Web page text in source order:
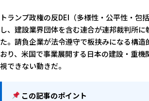
トランプ政権の反DEI（多様性・公平性・包
し、建設業界団体を含む連合が連邦裁判所に
た。請負企業が法令遵守で板挟みになる構造
おり、米国で事業展開する日本の建設・重機
視できない動きだ。
この記事のポイント